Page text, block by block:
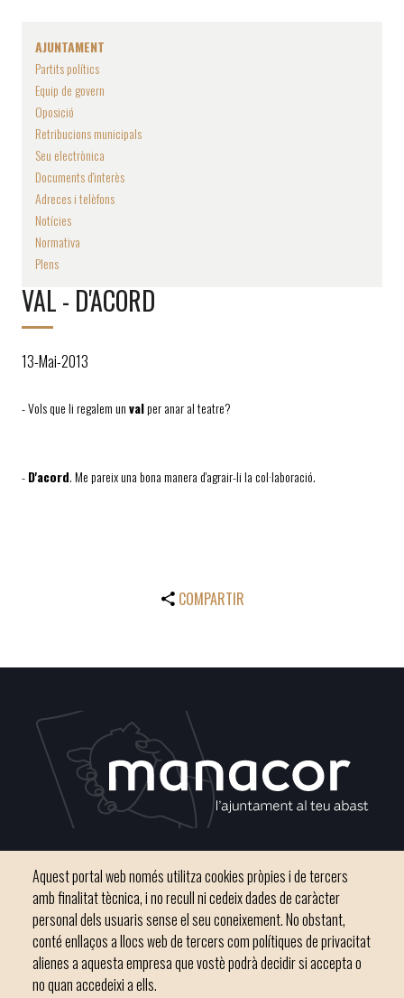
AJUNTAMENT
Partits polítics
Equip de govern
Oposició
Retribucions municipals
Seu electrònica
Documents d'interès
Adreces i telèfons
Notícies
Normativa
Plens
VAL - D'ACORD
13-Mai-2013
- Vols que li regalem unvalper anar al teatre?
-D'acord. Me pareix una bona manera d'agrair-li la col·laboració.
COMPARTIR
Phone 971 84 91 00 - CIF: P0703300D
Aquest portal web només utilitza cookies pròpies i de tercers
amb finalitat tècnica, i no recull ni cedeix dades de caràcter
personal dels usuaris sense el seu coneixement. No obstant,
conté enllaços a llocs web de tercers com polítiques de privacitat
alienes a aquesta empresa que vostè podrà decidir si accepta o
no quan accedeixi a ells.